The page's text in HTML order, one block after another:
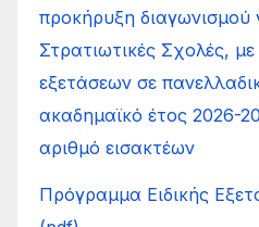
προκήρυξη διαγωνισμού
Στρατιωτικές Σχολές,
εξετάσεων σε
ακαδημαϊκό έτος 2026-
αριθμό εισακτέων
Πρόγραμμα Ειδικής